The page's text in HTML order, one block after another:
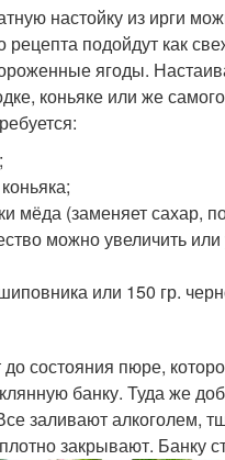
настойку из ирги
рецепта подойдут как
ягоды.
коньяке или же
мёда (заменяет сахар,
можно увеличить
или 150 гр.
состояния пюре,
банку. Туда же
заливают алкоголем,
закрывают. Банку